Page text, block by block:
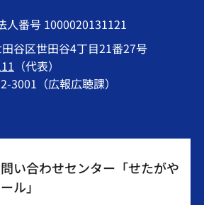
人番号 1000020131121
谷区世田谷4丁目21番27号
（代表）
3001（広報広聴課）
い合わせセンター「せたがや
ル」